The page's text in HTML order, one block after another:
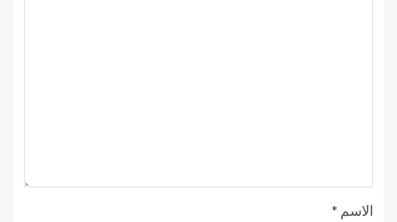
الاسم *